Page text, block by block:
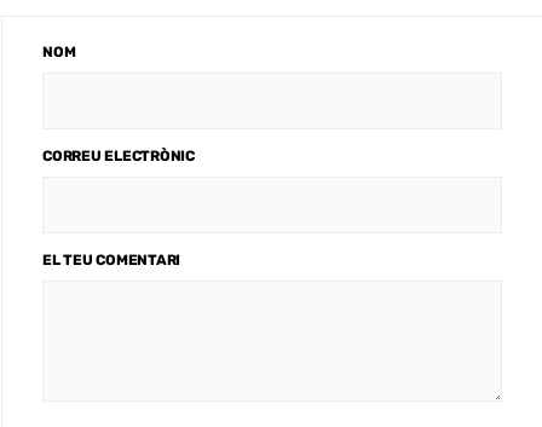
NOM
CORREU ELECTRÒNIC
EL TEU COMENTARI